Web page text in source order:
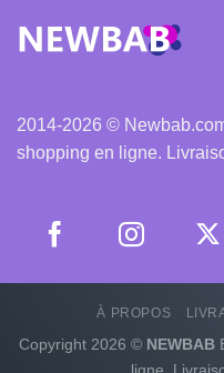
2014-2026 ©
shopping en ligne.
À PROPOS
Copyright 2026 © NEWBAB